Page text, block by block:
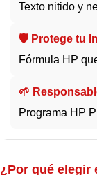
Texto nitido y
🛡️ Protege tu
Fórmula HP
🌱
Programa HP
¿Por qué elegir